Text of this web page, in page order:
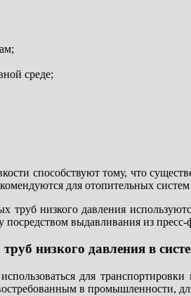
среде;
способствуют тому, что
для отопительных
труб низкого давления
посредством выдавливания из
низкого давления в
для
в промышленности,